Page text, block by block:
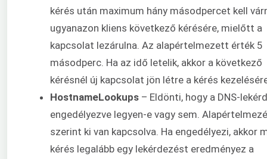
kérés után maximum hány másodpercet kell
ugyanazon kliens következő kérésére, mielőtt a
kapcsolat lezárulna. Az alapértelmezett érték 5
másodperc. Ha az idő letelik, akkor a következő
kérésnél új kapcsolat jön létre a kérés
HostnameLookups – Eldönti, hogy a DNS-
engedélyezve legyen-e vagy sem.
szerint ki van kapcsolva. Ha engedélyezi, akkor
kérés legalább egy lekérdezést eredményez a